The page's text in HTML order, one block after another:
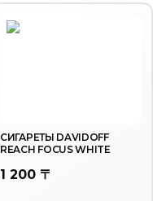
СИГАРЕТЫ DAVIDOFF
REACH FOCUS WHITE
1 200 〒